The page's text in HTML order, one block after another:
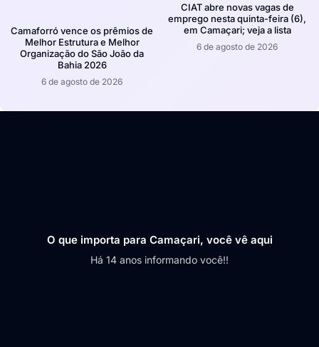
Camaforró vence os prêmios de
Melhor Estrutura e Melhor
Organização do São João da
Bahia 2026
6 de agosto de 2026
CIAT abre novas vagas de
emprego nesta quinta-feira (6),
em Camaçari; veja a lista
6 de agosto de 2026
O que importa para Camaçari, você vê aqui
Há 14 anos informando você!!